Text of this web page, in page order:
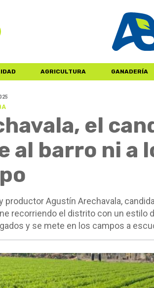
AGRICULTURA GANADERÍA
el
al barro ni a
productor Agustín Arechavala,
recorriendo el distrito con un estilo
y se mete en los campos a